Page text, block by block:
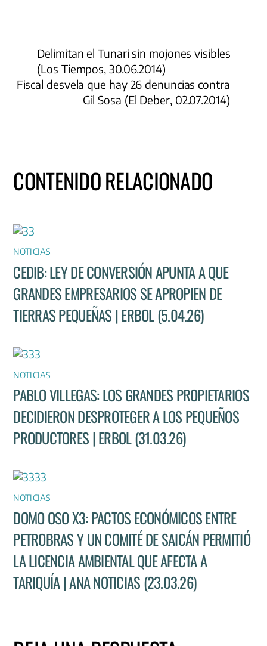
Delimitan el Tunari sin mojones visibles
(Los Tiempos, 30.06.2014)
Fiscal desvela que hay 26 denuncias contra
Gil Sosa (El Deber, 02.07.2014)
CONTENIDO RELACIONADO
NOTICIAS
CEDIB: LEY DE CONVERSIÓN APUNTA A QUE
GRANDES EMPRESARIOS SE APROPIEN DE
TIERRAS PEQUEÑAS | ERBOL (5.04.26)
NOTICIAS
PABLO VILLEGAS: LOS GRANDES PROPIETARIOS
DECIDIERON DESPROTEGER A LOS PEQUEÑOS
PRODUCTORES | ERBOL (31.03.26)
NOTICIAS
DOMO OSO X3: PACTOS ECONÓMICOS ENTRE
PETROBRAS Y UN COMITÉ DE SAICÁN PERMITIÓ
LA LICENCIA AMBIENTAL QUE AFECTA A
TARIQUÍA | ANA NOTICIAS (23.03.26)